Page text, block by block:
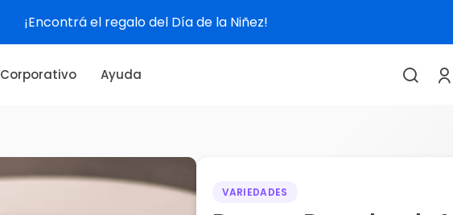
¡Encontrá el regalo del Día de la Niñez!
Corporativo Ayuda
VARIEDADES